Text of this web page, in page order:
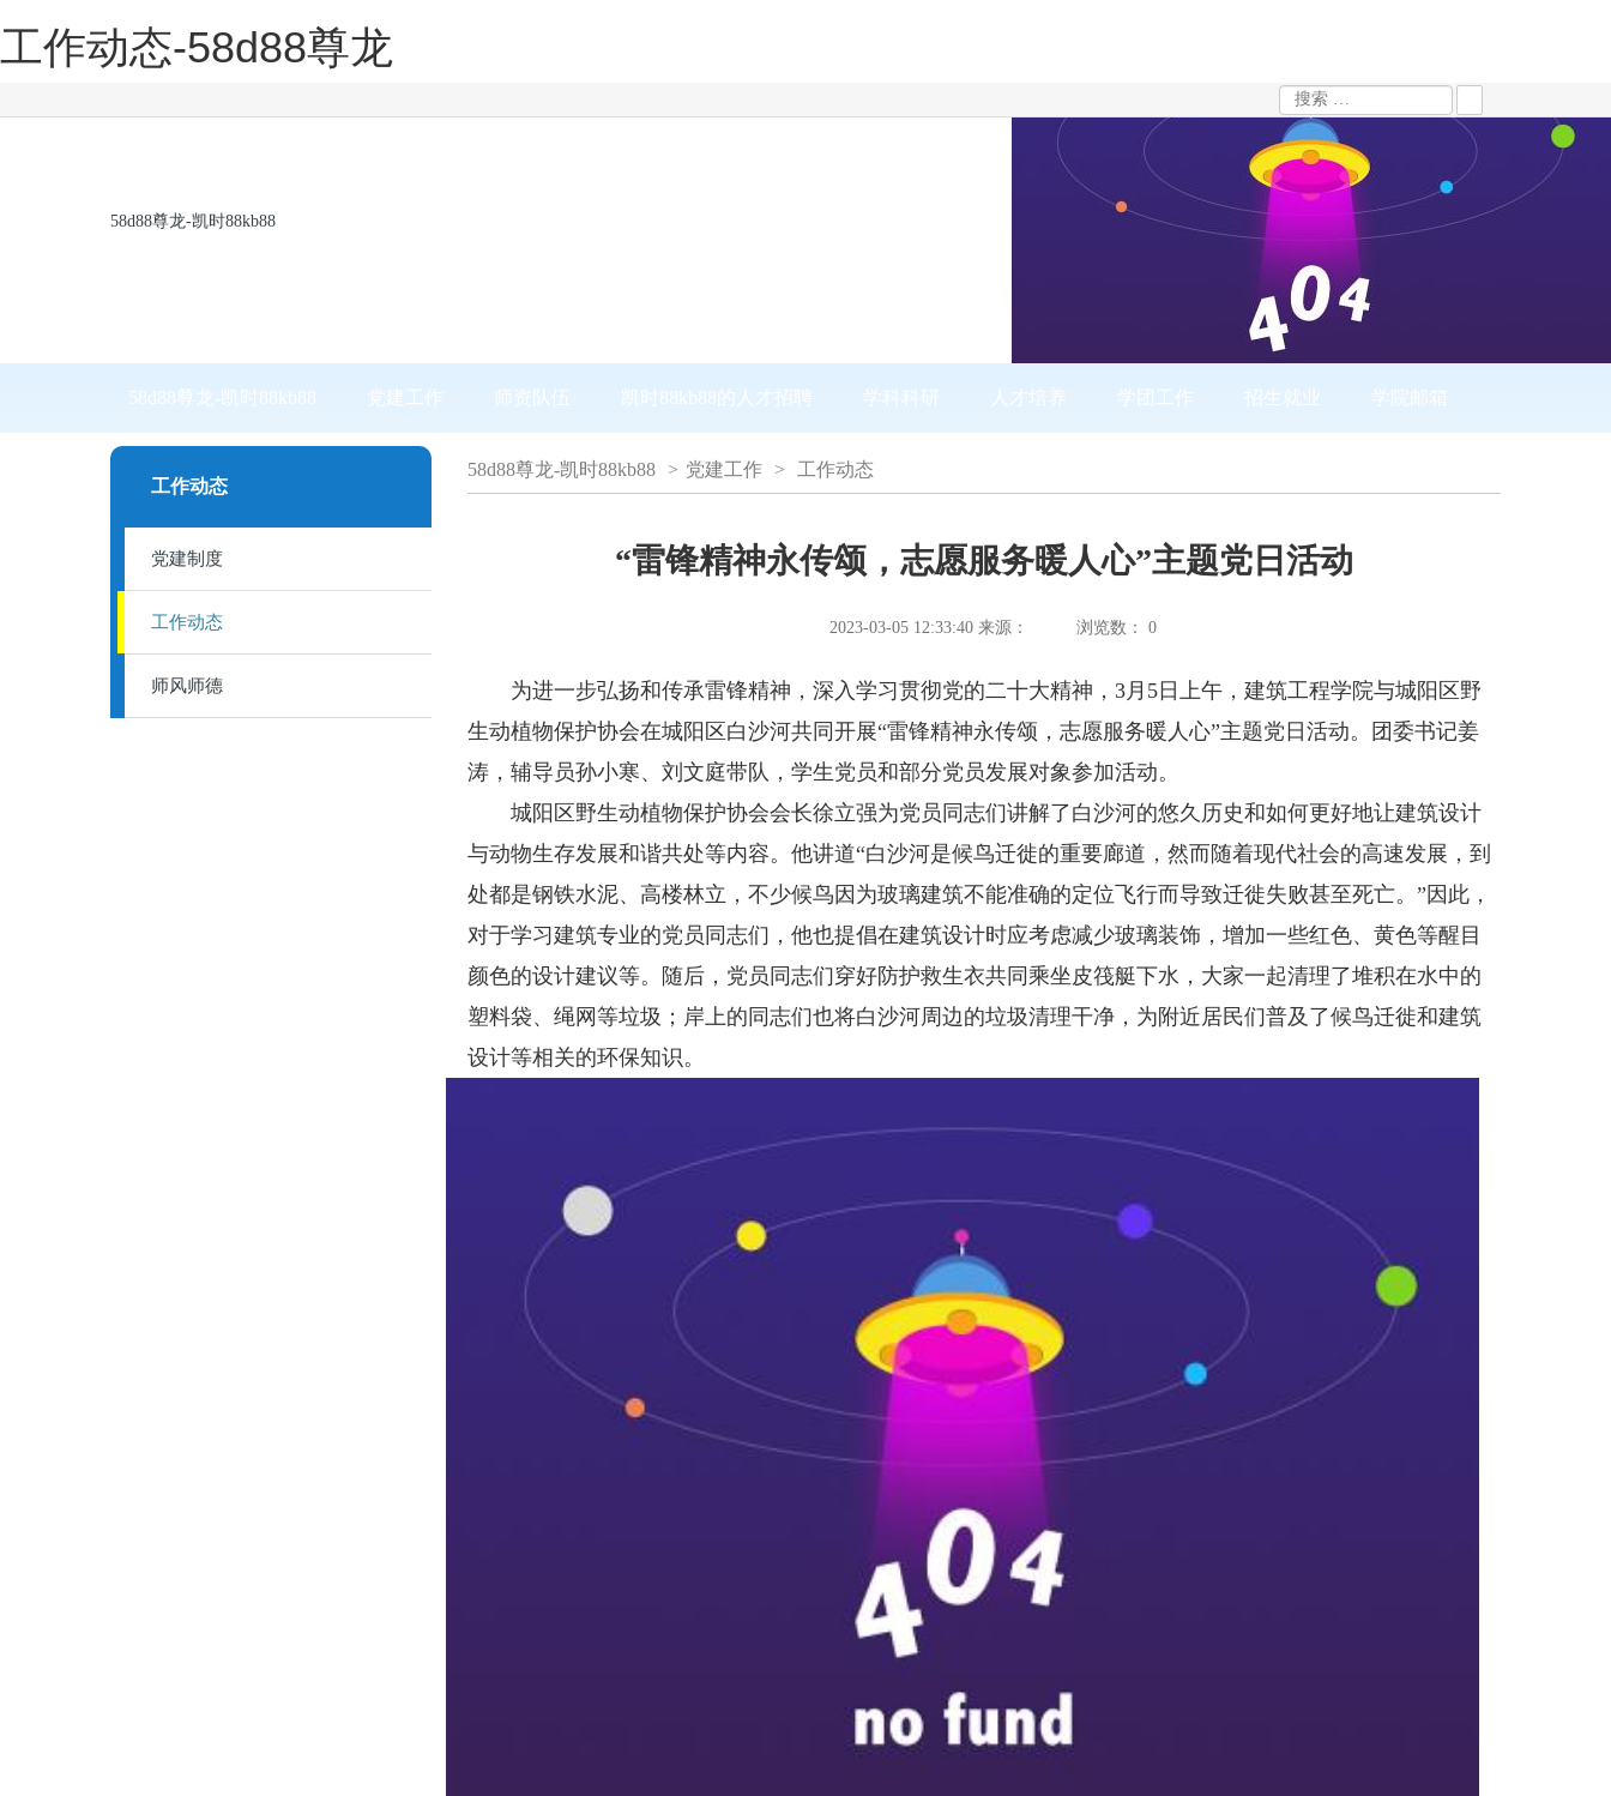
工作动态-58d88尊龙
58d88尊龙-凯时88kb88
58d88尊龙-凯时88kb88 党建工作 师资队伍 凯时88kb88的人才招聘 学科科研 人才培养 学团工作 招生就业 学院邮箱
工作动态
党建制度
工作动态
师风师德
58d88尊龙-凯时88kb88 > 党建工作 > 工作动态
“雷锋精神永传颂，志愿服务暖人心”主题党日活动
2023-03-05 12:33:40 来源： 浏览数：0
为进一步弘扬和传承雷锋精神，深入学习贯彻党的二十大精神，3月5日上午，建筑工程学院与城阳区野
生动植物保护协会在城阳区白沙河共同开展“雷锋精神永传颂，志愿服务暖人心”主题党日活动。团委书记姜
涛，辅导员孙小寒、刘文庭带队，学生党员和部分党员发展对象参加活动。
城阳区野生动植物保护协会会长徐立强为党员同志们讲解了白沙河的悠久历史和如何更好地让建筑设计
与动物生存发展和谐共处等内容。他讲道“白沙河是候鸟迁徙的重要廊道，然而随着现代社会的高速发展，到
处都是钢铁水泥、高楼林立，不少候鸟因为玻璃建筑不能准确的定位飞行而导致迁徙失败甚至死亡。”因此，
对于学习建筑专业的党员同志们，他也提倡在建筑设计时应考虑减少玻璃装饰，增加一些红色、黄色等醒目
颜色的设计建议等。随后，党员同志们穿好防护救生衣共同乘坐皮筏艇下水，大家一起清理了堆积在水中的
塑料袋、绳网等垃圾；岸上的同志们也将白沙河周边的垃圾清理干净，为附近居民们普及了候鸟迁徙和建筑
设计等相关的环保知识。